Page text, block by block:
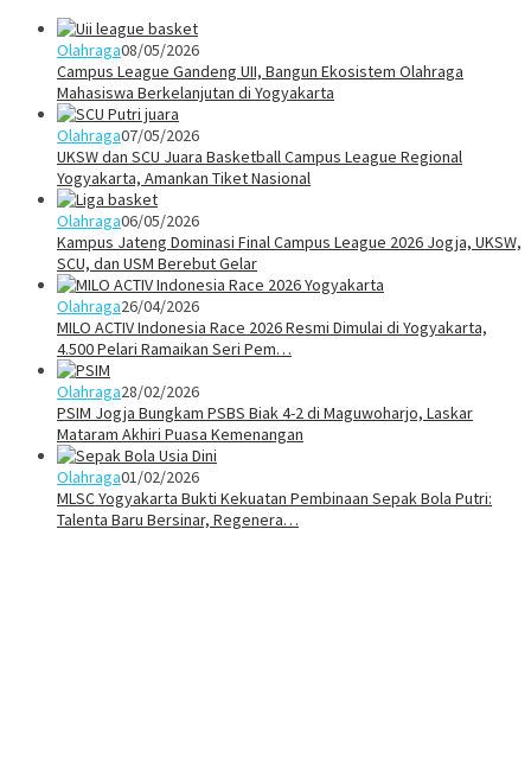
Olahraga08/05/2026
Campus League Gandeng UII, Bangun Ekosistem Olahraga
Mahasiswa Berkelanjutan di Yogyakarta
Olahraga07/05/2026
UKSW dan SCU Juara Basketball Campus League Regional
Yogyakarta, Amankan Tiket Nasional
Olahraga06/05/2026
Kampus Jateng Dominasi Final Campus League 2026 Jogja, UKSW,
SCU, dan USM Berebut Gelar
Olahraga26/04/2026
MILO ACTIV Indonesia Race 2026 Resmi Dimulai di Yogyakarta,
4.500 Pelari Ramaikan Seri Pem…
Olahraga28/02/2026
PSIM Jogja Bungkam PSBS Biak 4-2 di Maguwoharjo, Laskar
Mataram Akhiri Puasa Kemenangan
Olahraga01/02/2026
MLSC Yogyakarta Bukti Kekuatan Pembinaan Sepak Bola Putri:
Talenta Baru Bersinar, Regenera…